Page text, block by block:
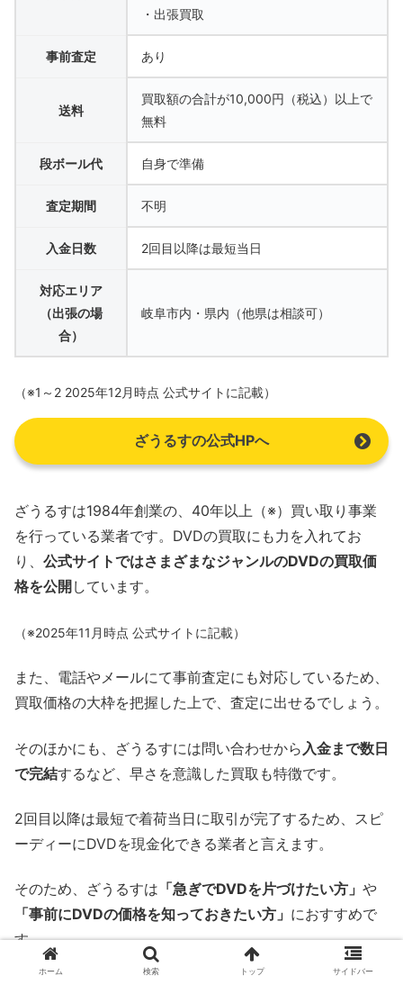
・出張買取
事前査定 あり
送料
買取額の合計が10,000円（税込）以上で
無料
段ボール代 自身で準備
査定期間 不明
入金日数 2回目以降は最短当日
対応エリア
（出張の場
合）
岐阜市内・県内（他県は相談可）
（※1～2 2025年12月時点 公式サイトに記載）
ざうるすの公式HPへ
ざうるすは1984年創業の、40年以上（※）買い取り事業
を行っている業者です。DVDの買取にも力を入れてお
り、 公式サイトではさまざまなジャンルのDVDの買取価
格を公開 しています。
（※2025年11月時点 公式サイトに記載）
また、電話やメールにて事前査定にも対応しているため、
買取価格の大枠を把握した上で、査定に出せるでしょう。
そのほかにも、ざうるすには問い合わせから 入金まで数日
で完結するなど、早さを意識した買取も特徴です。
2回目以降は最短で着荷当日に取引が完了するため、スピ
ーディーにDVDを現金化できる業者と言えます。
そのため、ざうるすは 「急ぎでDVDを片づけたい方」 や
「事前にDVDの価格を知っておきたい方」 におすすめで
す。
ホーム 検索 トップ サイドバー